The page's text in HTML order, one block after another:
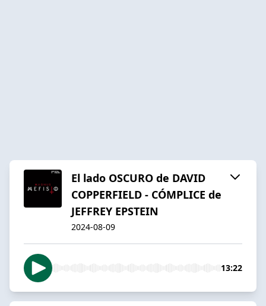
El lado OSCURO de DAVID
COPPERFIELD - CÓMPLICE de
JEFFREY EPSTEIN
2024-08-09
13:22